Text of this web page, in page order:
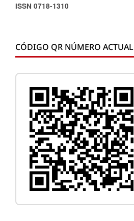
ISSN 0718-1310
CÓDIGO QR NÚMERO ACTUAL